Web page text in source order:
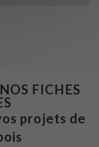
FICHES
projets de